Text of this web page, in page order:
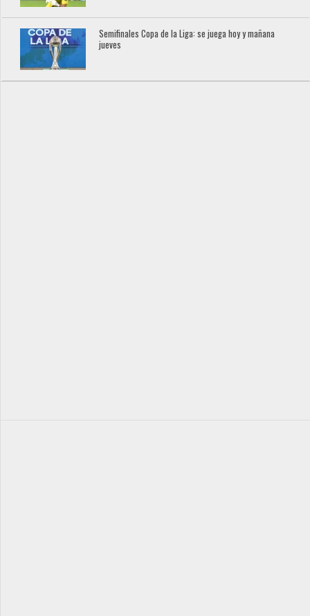
Semifinales Copa de la Liga: se juega hoy y mañana
jueves